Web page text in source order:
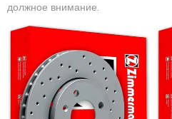
должное внимание.